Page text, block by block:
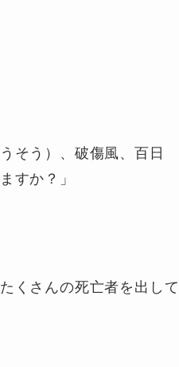
そう）、破傷風、百日
すか？」
くさんの死亡者を出して